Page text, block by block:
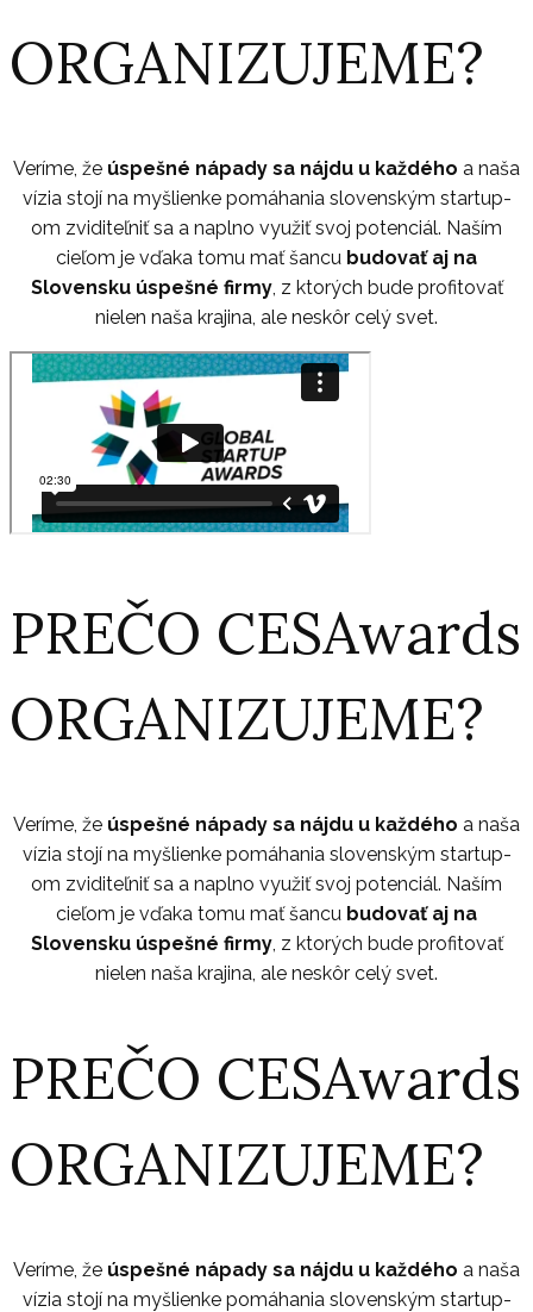
ORGANIZUJEME?
Veríme, že úspešné nápady sa nájdu u každého a naša
vízia stojí na myšlienke pomáhania slovenským startup-
om zviditeľniť sa a naplno využiť svoj potenciál. Naším
cieľom je vďaka tomu mať šancu budovať aj na
Slovensku úspešné firmy, z ktorých bude profitovať
nielen naša krajina, ale neskôr celý svet.
PREČO CESAwards
ORGANIZUJEME?
Veríme, že úspešné nápady sa nájdu u každého a naša
vízia stojí na myšlienke pomáhania slovenským startup-
om zviditeľniť sa a naplno využiť svoj potenciál. Naším
cieľom je vďaka tomu mať šancu budovať aj na
Slovensku úspešné firmy, z ktorých bude profitovať
nielen naša krajina, ale neskôr celý svet.
PREČO CESAwards
ORGANIZUJEME?
Veríme, že úspešné nápady sa nájdu u každého a naša
vízia stojí na myšlienke pomáhania slovenským startup-